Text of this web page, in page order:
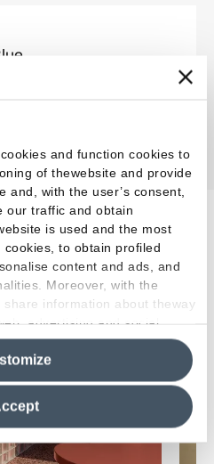
and function cookies to
of thewebsite and provide
and, with the user’s consent,
our traffic and obtain
is used and the most
to obtain profiled
content and ads, and
Moreover, with the
information about theway
advertising and social
may combine itwith other
By closing this banner,
possible tocontinue browsing
cookies. For more
Policy